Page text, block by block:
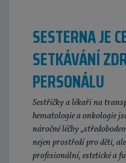
SESTERNA JE
SETKÁVÁNÍ
PERSONÁLU
Sestřičky a lékaři na
hematologie a onkologie
náročné léčby
nejen prostředí pro děti,
profesionální, estetické a